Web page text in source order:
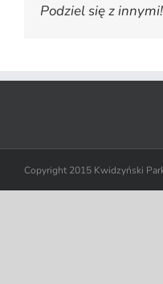
Podziel się z innymi!
Copyright 2015 Kwidzyński